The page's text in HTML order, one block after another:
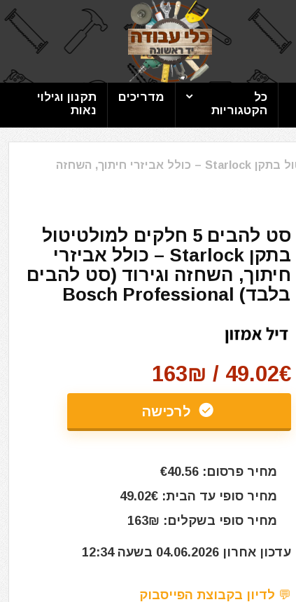
כל
הקטגוריות
מדריכים
תקנון וגילוי
נאות
סט להבים 5 חלקים למולטיטול בתקן Starlock – כולל אביזרי חיתוך, השחזה
סט להבים 5 חלקים למולטיטול
בתקן Starlock – כולל אביזרי
חיתוך, השחזה וגירוד (סט להבים
בלבד) Bosch Professional
49.02€ / 163₪
לרכישה
מחיר פרסום: €40.56
מחיר סופי עד הבית: 49.02€
מחיר סופי בשקלים: 163₪
עדכון אחרון 04.06.2026 בשעה 12:34
💬 לדיון בקבוצת הפייסבוק